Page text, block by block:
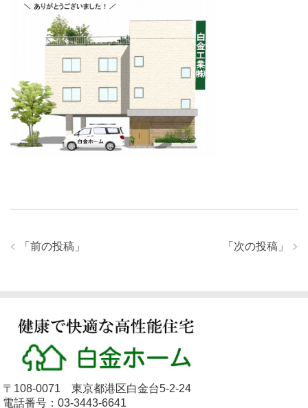
「 次の投稿 」
「 前の投稿 」
〒108-0071 東京都港区白金台5-2-24
電話番号：03-3443-6641